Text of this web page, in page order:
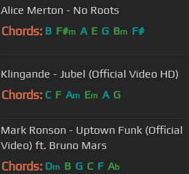
Alice Merton - No Roots
Chords: B F#m A E G Bm F#
Klingande - Jubel (Official Video HD)
Chords: C F Am Em A G
Mark Ronson - Uptown Funk (Official
Video) ft. Bruno Mars
Chords: Dm B G C F Ab